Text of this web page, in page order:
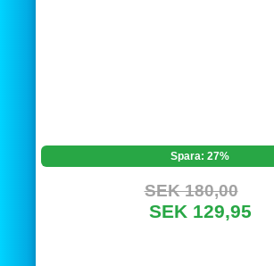
Spara: 27%
SEK 180,00
SEK 129,95